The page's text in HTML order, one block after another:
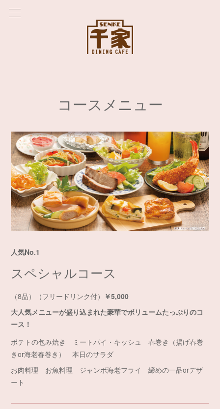
コースメニュー
人気No.1
スペシャルコース
（8品）（フリードリンク付） ￥5,000
大人気メニューが盛り込まれた豪華でボリュームたっぷりのコ
ース！
ポテトの包み焼き ミートパイ・キッシュ 春巻き（揚げ春巻
きor海老春巻き） 本日のサラダ
お肉料理 お魚料理 ジャンボ海老フライ 締めの一品orデザ
ート